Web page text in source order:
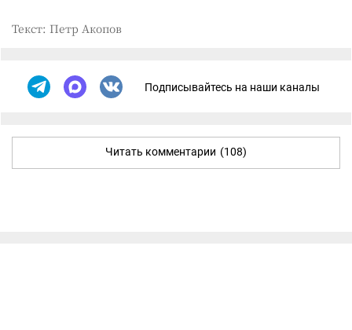
Текст: Петр Акопов
Подписывайтесь на наши каналы
Читать комментарии (108)